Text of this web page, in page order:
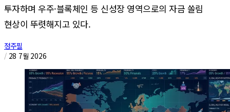
투자하며 우주·블록체인 등 신성장 영역으로의 자금 쏠림
현상이 뚜렷해지고 있다.
정주필
/ 28 7월 2026